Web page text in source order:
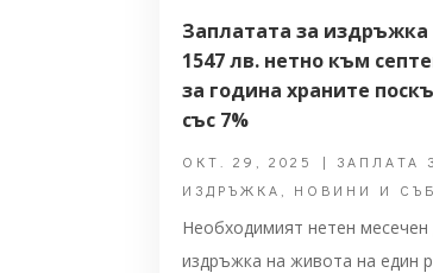
Заплатата за издръжка
1547 лв. нетно към
за година храните
със 7%
ОКТ. 29, 2025 | ЗАПЛАТА
ИЗДРЪЖКА
НОВИНИ И
Необходимият нетен месечен
издръжка на живота на един